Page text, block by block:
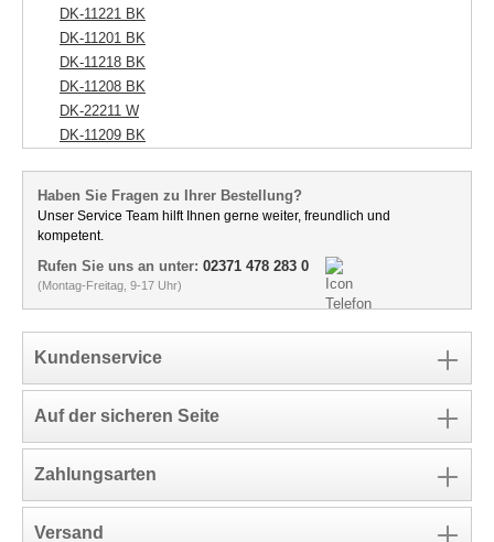
DK-11221 BK
DK-11201 BK
DK-11218 BK
DK-11208 BK
DK-22211 W
DK-11209 BK
Haben Sie Fragen zu Ihrer Bestellung?
Unser Service Team hilft Ihnen gerne weiter, freundlich und
kompetent.
Rufen Sie uns an unter: 02371 478 283 0
(Montag-Freitag, 9-17 Uhr)
Kundenservice
Auf der sicheren Seite
Zahlungsarten
Versand